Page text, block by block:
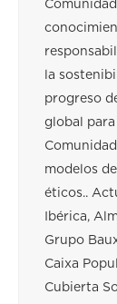
la
progreso
global
modelos
éticos..
Ibérica,
Grupo
Caixa
Cubierta